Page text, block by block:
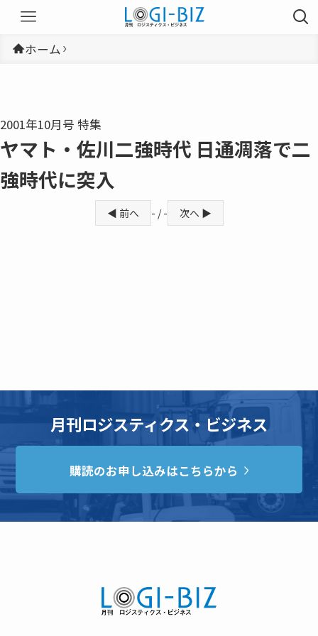
ホーム
2001年10月号 特集
ヤマト・佐川二強時代 日通凋落で二
強時代に突入
◀ 前へ - / - 次へ ▶
月刊ロジスティクス・ビジネス
購読のお申し込みはこちらから